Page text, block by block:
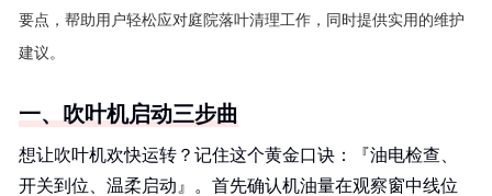
要点，帮助用户轻松应对庭院落叶清理工作，同时提供实用的维护
建议。
一、吹叶机启动三步曲
想让吹叶机欢快运转？记住这个黄金口诀：『油电检查、
开关到位、温柔启动』。首先确认机油量在观察窗中线位